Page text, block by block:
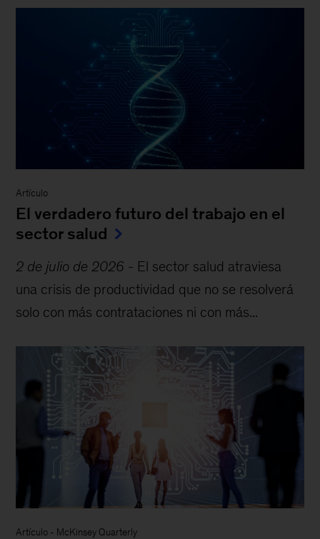
Artículo
El verdadero futuro del trabajo en el
sector salud
2 de julio de 2026 - El sector salud atraviesa
una crisis de productividad que no se resolverá
solo con más contrataciones ni con más...
Artículo - McKinsey Quarterly